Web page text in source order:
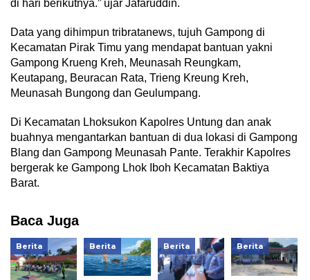
di hari berikutnya.” ujar Jafaruddin.
Data yang dihimpun tribratanews, tujuh Gampong di
Kecamatan Pirak Timu yang mendapat bantuan yakni
Gampong Krueng Kreh, Meunasah Reungkam,
Keutapang, Beuracan Rata, Trieng Kreung Kreh,
Meunasah Bungong dan Geulumpang.
Di Kecamatan Lhoksukon Kapolres Untung dan anak
buahnya mengantarkan bantuan di dua lokasi di Gampong
Blang dan Gampong Meunasah Pante. Terakhir Kapolres
bergerak ke Gampong Lhok Iboh Kecamatan Baktiya
Barat.
Baca Juga
Berita Berita Berita Berita